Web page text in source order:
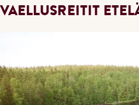
VAELLUSREITIT